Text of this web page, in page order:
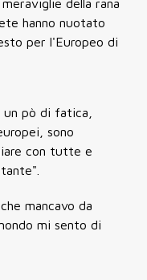
della rana
hanno nuotato
per l'Europeo di
pò di fatica,
sono
con tutte e
mancavo da
mi sento di